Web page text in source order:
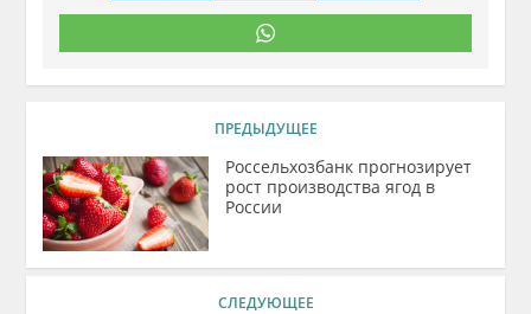
ПРЕДЫДУЩЕЕ
Россельхозбанк прогнозирует
рост производства ягод в
России
СЛЕДУЮЩЕЕ